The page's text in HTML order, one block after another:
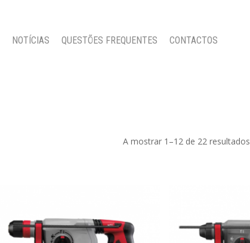
NOTÍCIAS QUESTÕES FREQUENTES CONTACTOS
A mostrar 1–12 de 22 resultados